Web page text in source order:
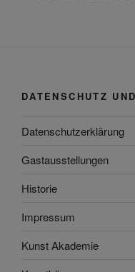
DATENSCHUTZ
Datenschutzerklärung
Gastausstellungen
Historie
Impressum
Kunst Akademie